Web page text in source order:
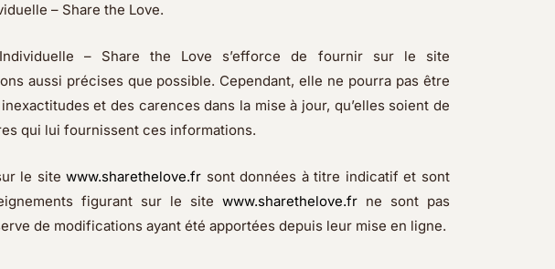
– Share the Love.
– Share the Love s’efforce de fournir sur le site
aussi précises que possible. Cependant, elle ne pourra pas être
et des carences dans la mise à jour, qu’elles soient de
qui lui fournissent ces informations.
le sitewww.sharethelove.fr sont données à titre indicatif et sont
figurant sur le site www.sharethelove.frne sont pas
de modifications ayant été apportées depuis leur mise en ligne.